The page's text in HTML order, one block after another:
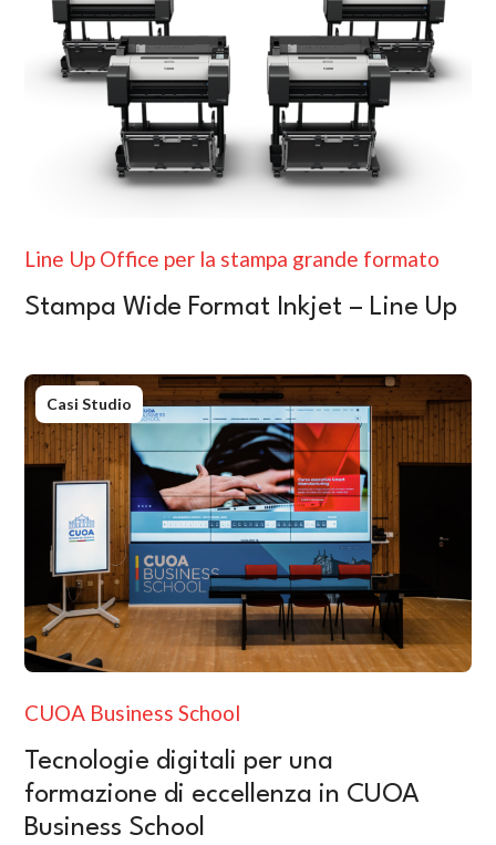
Line Up Office per la stampa grande formato
Stampa Wide Format Inkjet – Line Up
Casi Studio
CUOA Business School
Tecnologie digitali per una
formazione di eccellenza in CUOA
Business School